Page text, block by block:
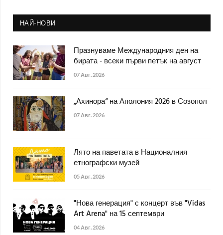
НАЙ-НОВИ
Празнуваме Международния ден на
бирата - всеки първи петък на август
07 Авг. 2026
„Ахинора“ на Аполония 2026 в Созопол
07 Авг. 2026
Лято на паветата в Националния
етнографски музей
05 Авг. 2026
"Нова генерация" с концерт във "Vidas
Art Arena" на 15 септември
04 Авг. 2026